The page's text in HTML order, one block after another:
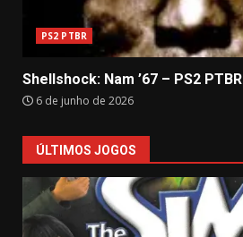
PS2 PTBR
Shellshock: Nam ’67 – PS2 PTBR
6 de junho de 2026
ÚLTIMOS JOGOS